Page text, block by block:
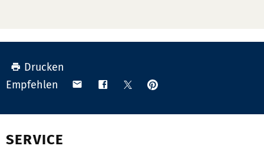
Drucken
Empfehlen
Teilen Teilen TeilenAnpinnen
SERVICE